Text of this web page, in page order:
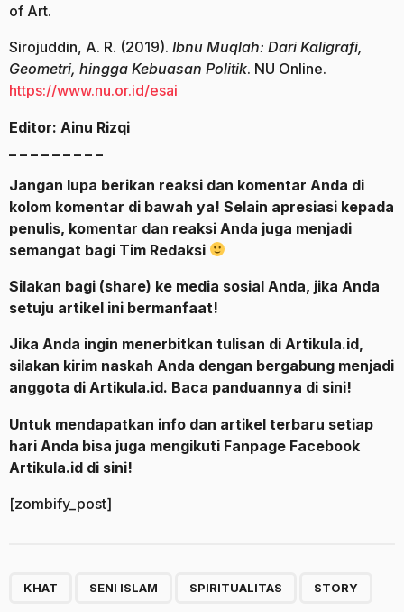
of Art.
Sirojuddin, A. R. (2019). Ibnu Muqlah: Dari Kaligrafi,
Geometri, hingga Kebuasan Politik. NU Online.
https://www.nu.or.id/esai
Editor: Ainu Rizqi
Jangan lupa berikan reaksi dan komentar Anda di
kolom komentar di bawah ya! Selain apresiasi kepada
penulis, komentar dan reaksi Anda juga menjadi
semangat bagi Tim Redaksi
Silakan bagi (share) ke media sosial Anda, jika Anda
setuju artikel ini bermanfaat!
Jika Anda ingin menerbitkan tulisan di Artikula.id,
silakan kirim naskah Anda dengan bergabung menjadi
anggota di Artikula.id. Baca panduannya di sini!
Untuk mendapatkan info dan artikel terbaru setiap
hari Anda bisa juga mengikuti Fanpage Facebook
Artikula.id di sini!
[zombify_post]
KHAT SENI ISLAM SPIRITUALITAS STORY